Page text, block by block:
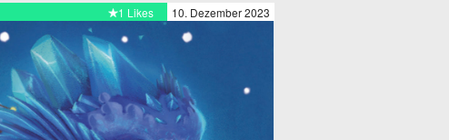
10. Dezember 2023
1 Likes